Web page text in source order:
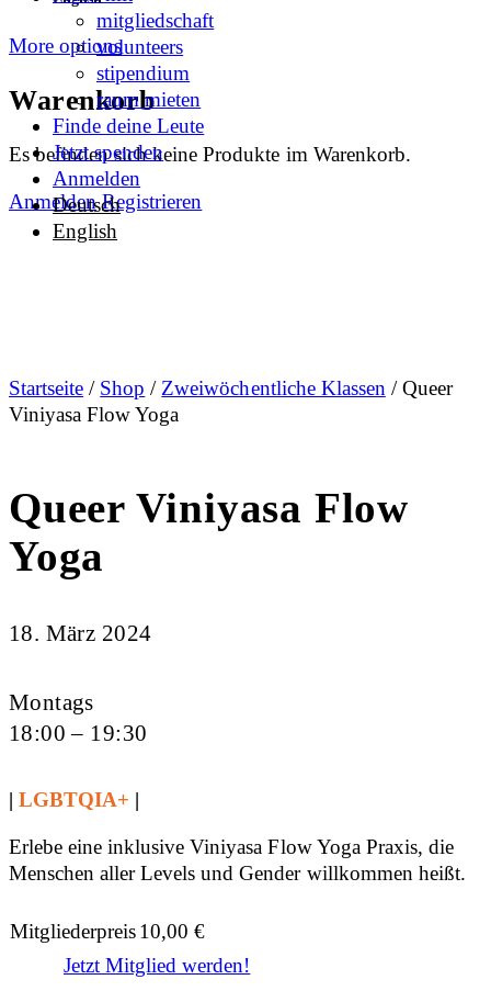
More options
Warenkorb
Es befinden sich keine Produkte im Warenkorb.
Anmelden Registrieren
mitgliedschaft
volunteers
stipendium
raum mieten
Finde deine Leute
Jetzt spenden
Anmelden
Deutsch
English
Startseite / Shop / Zweiwöchentliche Klassen/ Queer
Viniyasa Flow Yoga
Queer Viniyasa Flow
Yoga
18. März 2024
Montags
18:00 – 19:30
|LGBTQIA+ |
Erlebe eine inklusive Viniyasa Flow Yoga Praxis, die
Menschen aller Levels und Gender willkommen heißt.
Mitgliederpreis10,00€
Jetzt Mitglied werden!